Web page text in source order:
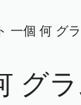
一個 何 グ
グ